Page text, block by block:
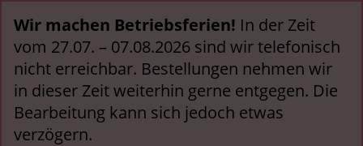
Wir machen Betriebsferien! In der Zeit
vom 27.07. – 07.08.2026 sind wir telefonisch
nicht erreichbar. Bestellungen nehmen wir
in dieser Zeit weiterhin gerne entgegen. Die
Bearbeitung kann sich jedoch etwas
verzögern.